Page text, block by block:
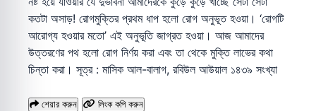
কতটা অসাড়! রোগমুক্তির প্রথম ধাপ হলো রোগ অনুভূত হওয়া। ‘রোগটি
আরোগ্য হওয়ার মতো’ এই অনুভূতি জাগ্রত হওয়া। আজ আমাদের
উত্তরণের পথ হলো রোগ নির্ণয় করা এবং তা থেকে মুক্তি লাভের কথা
চিন্তা করা। সূত্র : মাসিক আল-বালাগ, রবিউল আউয়াল ১৪৩৯ সংখ্যা
শেয়ার করুন লিংক কপি করুন